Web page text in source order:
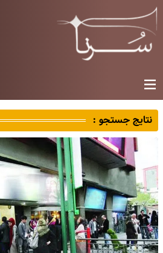
نتایج جستجو :